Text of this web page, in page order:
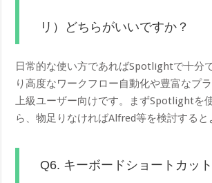
リ）どちらがいいですか？
日常的な使い方であればSpotlightで十分
り高度なワークフロー自動化や豊富なプ
上級ユーザー向けです。まずSpotlightを
ら、物足りなければAlfred等を検討すると
Q6. キーボードショートカッ